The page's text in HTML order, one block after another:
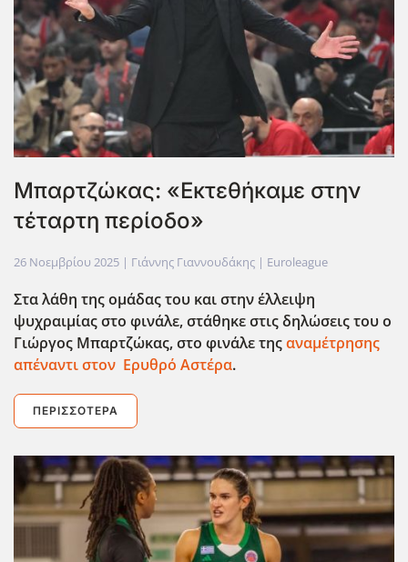
Μπαρτζώκας: «Εκτεθήκαμε στην
τέταρτη περίοδο»
26 Νοεμβρίου 2025 | Γιάννης Γιαννουδάκης | Euroleague
Στα λάθη της ομάδας του και στην έλλειψη
ψυχραιμίας στο φινάλε, στάθηκε στις δηλώσεις του ο
Γιώργος Μπαρτζώκας, στο φινάλε τηςαναμέτρησης
απέναντι στον Ερυθρό Αστέρα.
ΠΕΡΙΣΣΌΤΕΡΑ